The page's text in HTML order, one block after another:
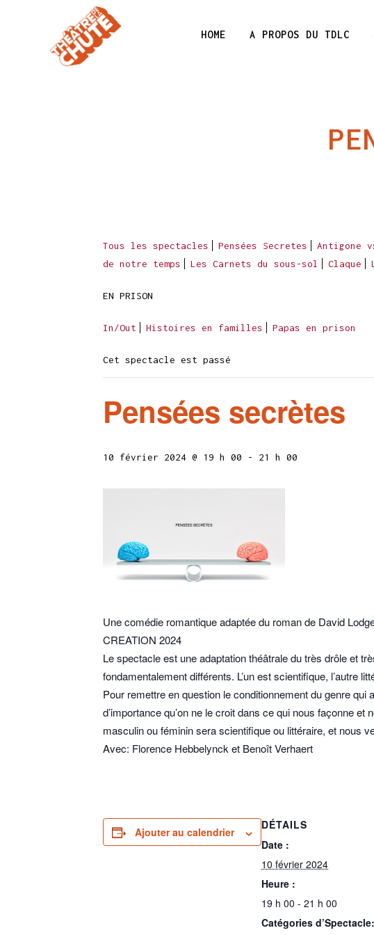
HOME A PROPOS DU TDLC
Tous les spectacles Pensées Secretes Antigone
de notre temps
Les Carnets du sous-sol Claque
EN PRISON
In/Out Histoires en familles Papas en prison
Cet spectacle est passé
Pensées secrètes
10 février 2024 @ 19 h 00 - 21 h 00
Une comédie romantique adaptée du roman de David
CREATION 2024
Le spectacle est une adaptation théâtrale du très drôle et
fondamentalement différents. L’un est scientifique, l’autre
Pour remettre en question le conditionnement du genre
d’importance qu’on ne le croit dans ce qui nous façonne
masculin ou féminin sera scientifique ou littéraire, et nous
Avec: Florence Hebbelynck et Benoît Verhaert
Ajouter au calendrier
DÉTAILS
Date :
10 février 2024
Heure :
19 h 00 - 21 h 00
Catégories d’Spectacle: